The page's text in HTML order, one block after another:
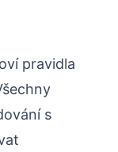
pravidla
s